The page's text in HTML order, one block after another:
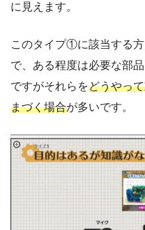
に見えます。
このタイプ①に該当する
で、ある程度は必要な部
ですがそれらをどうやっ
まづく場合が多いです。